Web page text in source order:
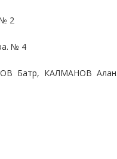
2
№ 4
Батр, КАЛМАНОВ